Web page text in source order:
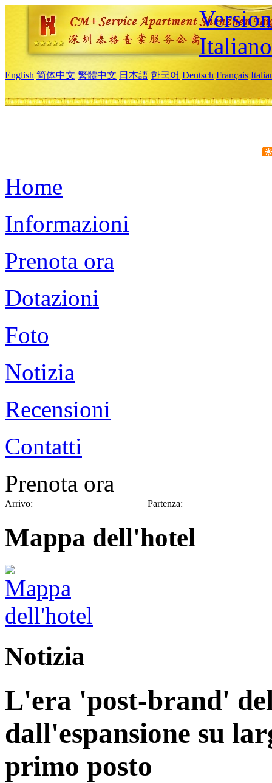
Italiano
English 简体中文 繁體中文 日本語 한국어 Deutsch Français
Home
Informazioni
Prenota ora
Dotazioni
Foto
Notizia
Recensioni
Contatti
Prenota ora
Arrivo: Partenza:
Mappa dell'hotel
Notizia
L'era 'post-brand'
dall'espansione su
primo posto